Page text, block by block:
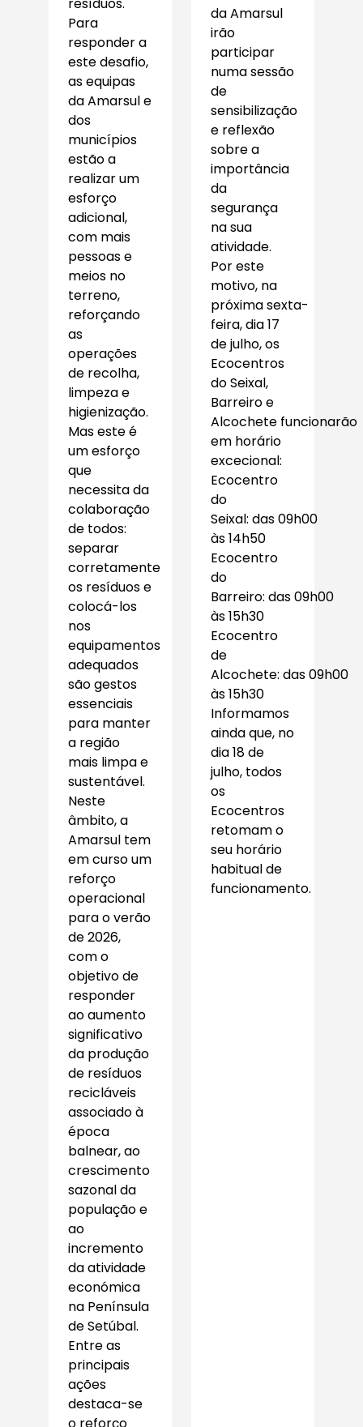
Para
responder a
este desafio,
as equipas
da Amarsul e
dos
municípios
estão a
realizar um
esforço
adicional,
com mais
pessoas e
meios no
terreno,
reforçando
as
operações
de recolha,
limpeza e
higienização.
Mas este é
um esforço
que
necessita da
colaboração
de todos:
separar
corretamente
os resíduos e
colocá-los
nos
equipamentos
adequados
são gestos
essenciais
para manter
a região
mais limpa e
sustentável.
Neste
âmbito, a
Amarsul tem
em curso um
reforço
operacional
para o verão
de 2026,
com o
objetivo de
responder
ao aumento
significativo
da produção
de resíduos
recicláveis
associado à
época
balnear, ao
crescimento
sazonal da
população e
ao
incremento
da atividade
económica
na Península
de Setúbal.
Entre as
principais
ações
destaca-se
da Amarsul
irão
participar
numa sessão
de
sensibilização
e reflexão
sobre a
importância
da
segurança
na sua
atividade.
Por este
motivo, na
próxima sexta-
feira, dia 17
de julho, os
Ecocentros
do Seixal,
Barreiro e
Alcochete funcionarão
em horário
excecional:
Ecocentro
do
Seixal: das 09h00
às 14h50
Ecocentro
do
Barreiro: das 09h00
às 15h30
Ecocentro
de
Alcochete: das 09h00
às 15h30
Informamos
ainda que, no
dia 18 de
julho, todos
os
Ecocentros
retomam o
seu horário
habitual de
funcionamento.